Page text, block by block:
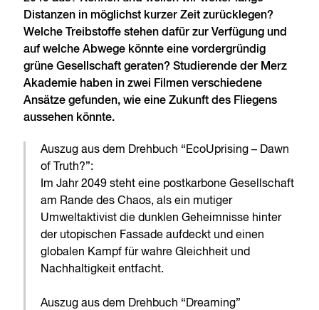
Distanzen in möglichst kurzer Zeit zurücklegen?
Welche Treibstoffe stehen dafür zur Verfügung und
auf welche Abwege könnte eine vordergründig
grüne Gesellschaft geraten? Studierende der Merz
Akademie haben in zwei Filmen verschiedene
Ansätze gefunden, wie eine Zukunft des Fliegens
aussehen könnte.
Auszug aus dem Drehbuch “EcoUprising – Dawn
of Truth?”:
Im Jahr 2049 steht eine postkarbone Gesellschaft
am Rande des Chaos, als ein mutiger
Umweltaktivist die dunklen Geheimnisse hinter
der utopischen Fassade aufdeckt und einen
globalen Kampf für wahre Gleichheit und
Nachhaltigkeit entfacht.
Auszug aus dem Drehbuch “Dreaming”